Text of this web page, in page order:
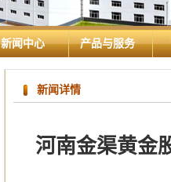
新闻中心 产品与服务
新闻详情
河南金渠黄金